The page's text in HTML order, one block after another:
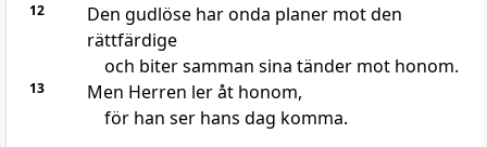
12
Den gudlöse har onda planer mot den
rättfärdige
och biter samman sina tänder mot honom.
13
Men Herren ler åt honom,
för han ser hans dag komma.